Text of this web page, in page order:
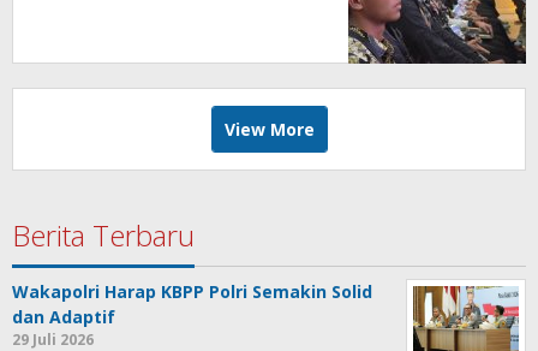
View More
Berita Terbaru
Wakapolri Harap KBPP Polri Semakin Solid
dan Adaptif
29 Juli 2026